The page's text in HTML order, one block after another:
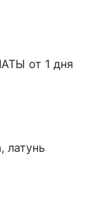
от 1 дня
латунь